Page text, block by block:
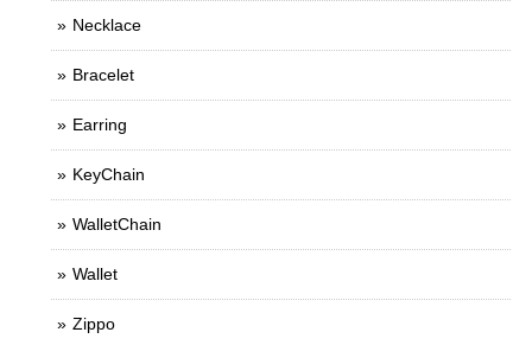
Necklace
Bracelet
Earring
KeyChain
WalletChain
Wallet
Zippo